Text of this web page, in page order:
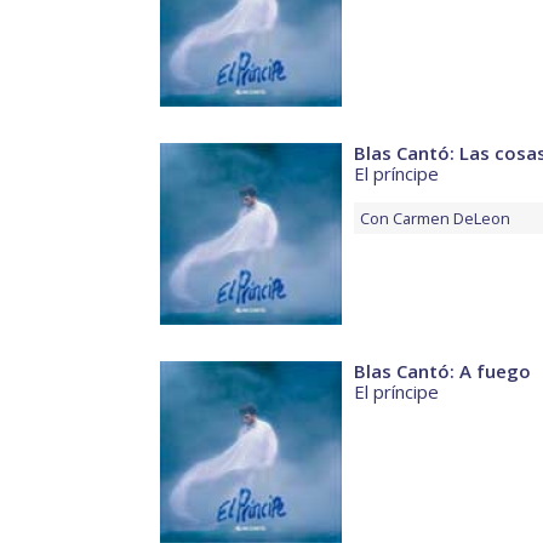
Blas Cantó: Las
El príncipe
Con Carmen DeLeon
Blas Cantó: A fuego
El príncipe